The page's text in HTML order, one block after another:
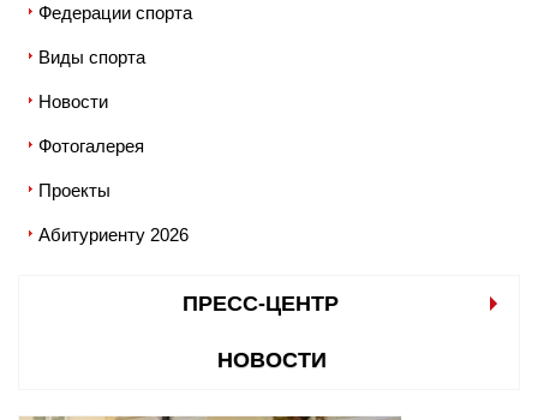
Федерации спорта
Виды спорта
Новости
Фотогалерея
Проекты
Абитуриенту 2026
ПРЕСС-ЦЕНТР
НОВОСТИ